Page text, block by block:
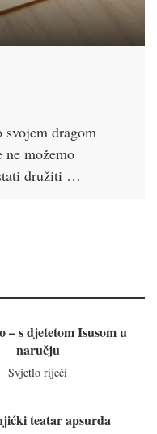
svojem dragom
možemo
družiti …
– s djetetom Isusom u
naručju
Svjetlo riječi
teatar apsurda